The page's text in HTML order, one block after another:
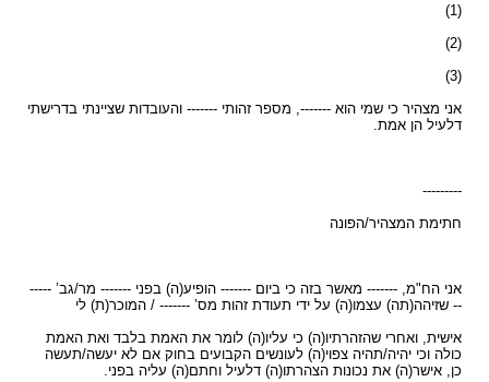
(1)
(2)
(3)
אני מצהיר כי שמי הוא -------, מספר זהותי ------- והעובדות שציינתי בדרישתי
דלעיל הן אמת.
---------
חתימת המצהיר/הפונה
אני הח"מ, ------- מאשר בזה כי ביום ------- הופיע(ה) בפני ------- מר/גב’ -----
-- שזיהה(תה) עצמו(ה) על ידי תעודת זהות מס’ ------- / המוכר(ת) לי
אישית, ואחרי שהזהרתיו(ה) כי עליו(ה) לומר את האמת בלבד ואת האמת
כולה וכי יהיה/תהיה צפוי(ה) לעונשים הקבועים בחוק אם לא יעשה/תעשה
כן, אישר(ה) את נכונות הצהרתו(ה) דלעיל וחתם(ה) עליה בפני.